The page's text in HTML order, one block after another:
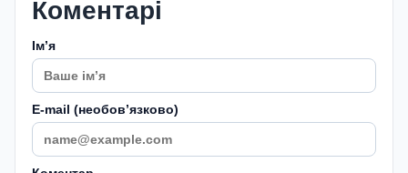
Коментарі
Імʼя
E-mail (необовʼязково)